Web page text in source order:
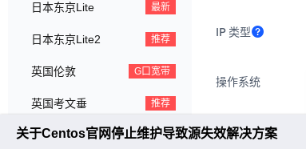
日本东京Lite 最新
日本东京Lite2 推荐
英国伦敦 G口宽带
英国考文垂 推荐
台湾彰化 ISP
IP 类型
操作系统
关于Centos官网停止维护导致源失效解决方案